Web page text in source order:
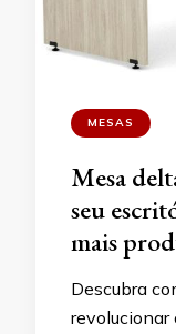
MESAS
Mesa
seu
mais
Descubra
revolucionar